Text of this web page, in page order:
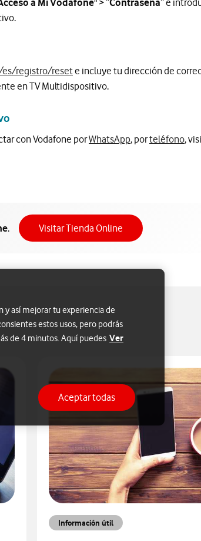
a Mi Vodafone" > “Contraseña” e
registro/resetInformación sobre reseteo de la
e incluye tu dirección de
en TV Multidispositivo.
con Vodafone porWhatsApp, porteléfono,
. Visitar Tienda Online Acceso a Tienda
Información útil
y así mejorar tu experiencia de
estos usos, pero podrás
de 4 minutos. Aquí puedes Ver
Aceptar todas